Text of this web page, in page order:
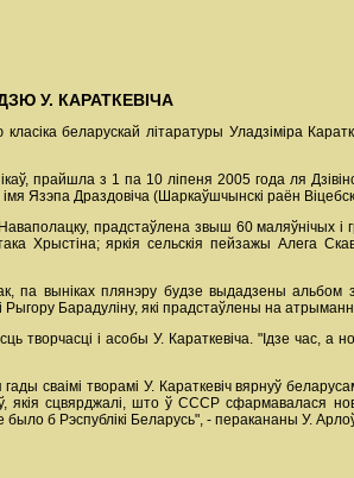
У. КАРАТКЕВІЧА
беларускай літаратуры Уладзіміра
прайшла з 1 па 10 ліпеня 2005 года ля
імя Язэпа Драздовіча (Шаркаўшчынскі раён
прадстаўлена звыш 60 маляўнічых
Хрыстіна; яркія сельскія пейзажы Алега
выніках плянэру будзе выдадзены альбом
Барадуліну, які прадстаўлены на
творчасці і асобы У. Караткевіча. "Ідзе час,
сваімі творамі У. Караткевіч вярнуў
якія сцвярджалі, што ў СССР сфармавалася
б Рэспублікі Беларусь", - перакананы У.